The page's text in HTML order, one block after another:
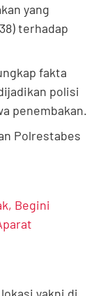
yang
terhadap
fakta
polisi
penembakan.
Polrestabes
Begini
yakni di